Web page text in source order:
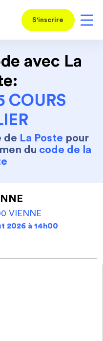
S'inscrire
avec La
COURS
de La Poste pour
du code de la
VIENNE
2026 à 14h00